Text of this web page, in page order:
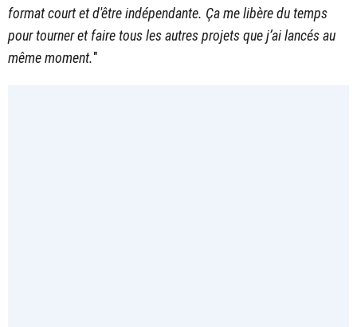
format court et d'être indépendante. Ça me libère du temps
pour tourner et faire tous les autres projets que j’ai lancés au
même moment."